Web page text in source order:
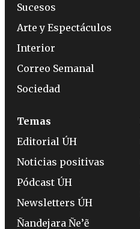
Sucesos
Arte y Espectáculos
Interior
Correo Semanal
Sociedad
Temas
Editorial ÚH
Noticias positivas
Pódcast ÚH
Newsletters ÚH
Ñandejara Ñe’ẽ